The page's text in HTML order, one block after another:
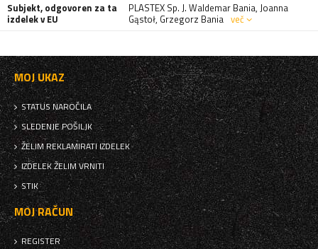
Subjekt, odgovoren za ta
izdelek v EU
PLASTEX Sp. J. Waldemar Bania, Joanna
Gąstoł, Grzegorz Bania več
MOJ UKAZ
STATUS NAROČILA
SLEDENJE POŠILJK
ŽELIM REKLAMIRATI IZDELEK
IZDELEK ŽELIM VRNITI
STIK
MOJ RAČUN
REGISTER